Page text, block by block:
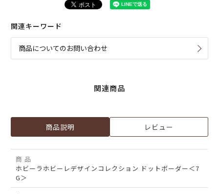
関連キーワード
商品についてのお問い合わせ
関連商品
商品説明 レビュー
商 品
ホビーラホビーレデザインコレクション ドットボーダー＜7
G＞